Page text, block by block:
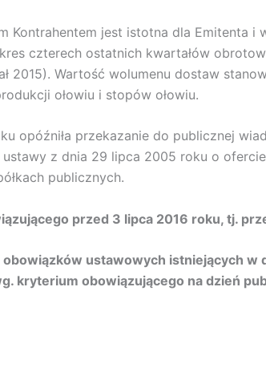
jest istotna dla Emitenta i
czterech ostatnich kwartałów
2015). Wartość wolumenu dostaw
ołowiu i stopów ołowiu.
opóźniła przekazanie do publicznej
z dnia 29 lipca 2005 roku o
publicznych.
przed 3 lipca 2016 roku, tj.
ustawowych istniejących
kryterium obowiązującego na dzień